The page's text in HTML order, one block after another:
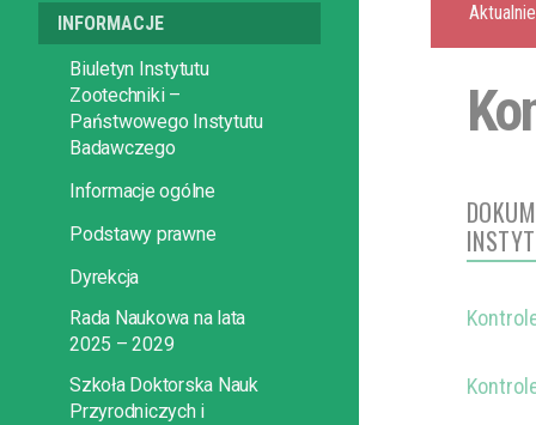
INFORMACJE
Biuletyn Instytutu
Zootechniki –
Państwowego Instytutu
Badawczego
Informacje ogólne
Podstawy prawne
Dyrekcja
Rada Naukowa na lata
2025 – 2029
Szkoła Doktorska Nauk
Przyrodniczych i